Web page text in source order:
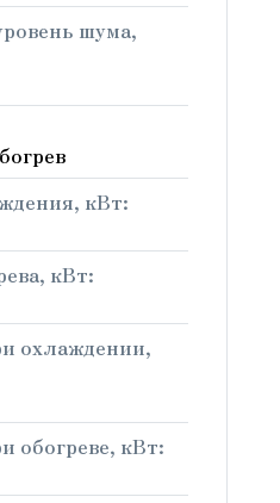
шума,
кВт:
кВт:
охлаждении,
обогреве, кВт: